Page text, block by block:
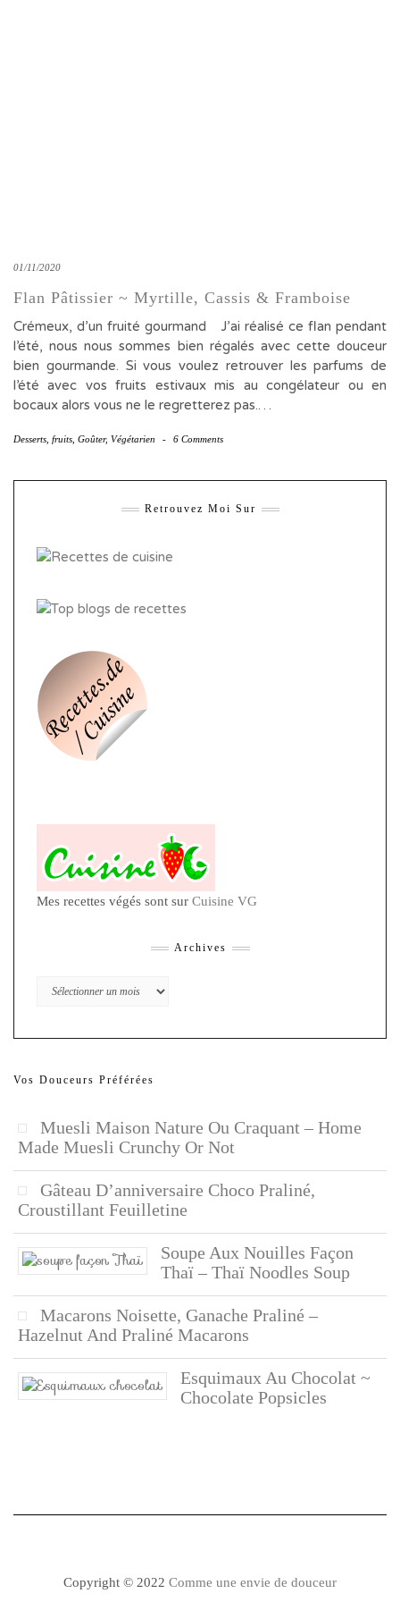
01/11/2020
Flan Pâtissier ~ Myrtille, Cassis & Framboise
Crémeux, d’un fruité gourmand J’ai réalisé ce flan pendant
l’été, nous nous sommes bien régalés avec cette douceur
bien gourmande. Si vous voulez retrouver les parfums de
l’été avec vos fruits estivaux mis au congélateur ou en
bocaux alors vous ne le regretterez pas.…
Desserts fruits Goûter, Végétarien - 6 Comments
Retrouvez Moi Sur
Mes recettes végés sont sur Cuisine VG
Archives
Archives
Vos Douceurs Préférées
Muesli Maison Nature Ou Craquant – Home
Made Muesli Crunchy Or Not
Gâteau D’anniversaire Choco Praliné,
Croustillant Feuilletine
Soupe Aux Nouilles Façon
Thaï – Thaï Noodles Soup
Macarons Noisette, Ganache Praliné –
Hazelnut And Praliné Macarons
Esquimaux Au Chocolat ~
Chocolate Popsicles
Copyright © 2022 Comme une envie de douceur